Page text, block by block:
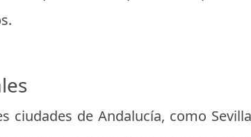
ciudades de Andalucía, como